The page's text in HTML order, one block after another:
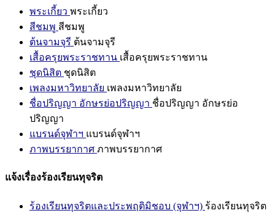
พระเกี้ยว พระเกี้ยว
สีชมพู สีชมพู
ต้นจามจุรี ต้นจามจุรี
เสื้อครุยพระราชทาน เสื้อครุยพระราชทาน
ชุดนิสิต ชุดนิสิต
เพลงมหาวิทยาลัย เพลงมหาวิทยาลัย
ชื่อปริญญา อักษรย่อปริญญา ชื่อปริญญา อักษรย่อ
ปริญญา
แบรนด์จุฬาฯ แบรนด์จุฬาฯ
ภาพบรรยากาศ ภาพบรรยากาศ
แจ้งเรื่องร้องเรียนทุจริต
ร้องเรียนทุจริตและประพฤติมิชอบ (จุฬาฯ) ร้องเรียนทุจริต